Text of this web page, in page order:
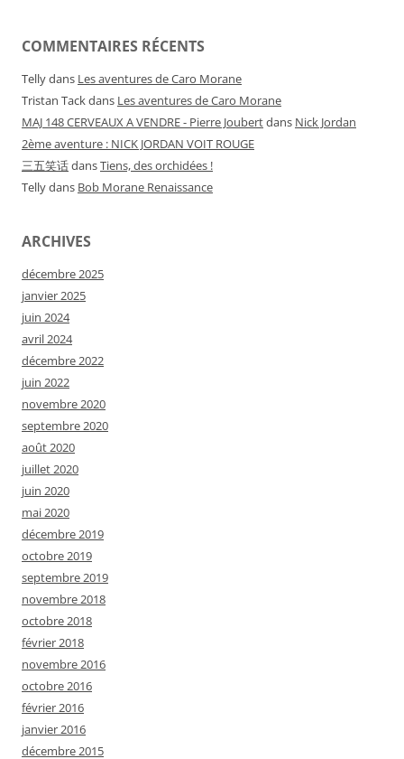
COMMENTAIRES RÉCENTS
Tellydans Les aventures de Caro Morane
Tristan Tackdans Les aventures de Caro Morane
MAJ 148 CERVEAUX A VENDRE - Pierre Joubertdans Nick Jordan
2ème aventure : NICK JORDAN VOIT ROUGE
三五笑话dansTiens, des orchidées !
Tellydans Bob Morane Renaissance
ARCHIVES
décembre 2025
janvier 2025
juin 2024
avril 2024
décembre 2022
juin 2022
novembre 2020
septembre 2020
août 2020
juillet 2020
juin 2020
mai 2020
décembre 2019
octobre 2019
septembre 2019
novembre 2018
octobre 2018
février 2018
novembre 2016
octobre 2016
février 2016
janvier 2016
décembre 2015